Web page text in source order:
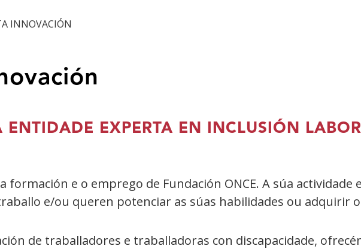
INNOVACIÓN
EXPERTA EN INCLUSIÓN
formación e o emprego de Fundación ONCE. A súa actividade
e/ou queren potenciar as súas habilidades ou adquirir
de traballadores e traballadoras con discapacidade,